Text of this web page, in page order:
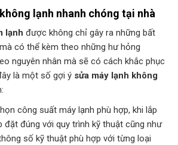
lạnh nhanh chóng tại nhà
lạnh được không chỉ gây ra những bất
có thể kèm theo những hư hỏng
nguyên nhân mà sẽ có cách khắc phục
là một số gợi ý sửa máy lạnh không
công suất máy lạnh phù hợp, khi lắp
đặt đúng với quy trình kỹ thuật cũng như
số kỹ thuật phù hợp với từng loại